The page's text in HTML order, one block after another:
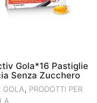
Gola*16 Pastiglie
Senza Zucchero
GOLA, PRODOTTI PER